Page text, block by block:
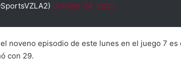
October 24, 2023
noveno episodio de este lunes en el juego 7
con 29.